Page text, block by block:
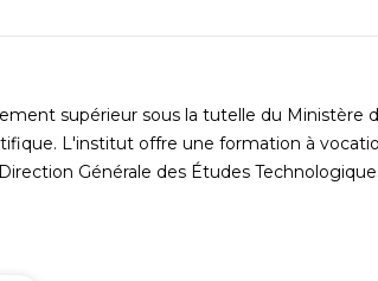
supérieur sous la tutelle du Ministère
L'institut offre une formation à
Générale des Études